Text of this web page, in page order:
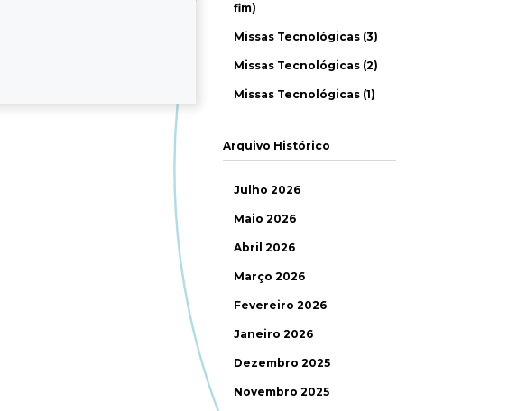
fim)
Missas Tecnológicas (3)
Missas Tecnológicas (2)
Missas Tecnológicas (1)
Arquivo Histórico
Julho 2026
Maio 2026
Abril 2026
Março 2026
Fevereiro 2026
Janeiro 2026
Dezembro 2025
Novembro 2025